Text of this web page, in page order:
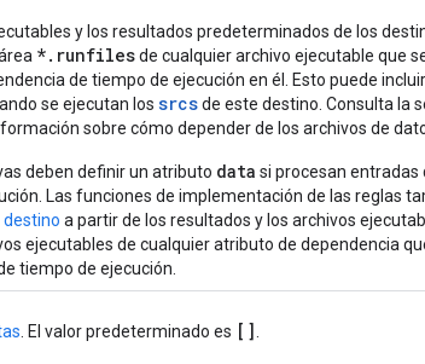
y los resultados predeterminados de los
*.runfilesde cualquier archivo ejecutable que
de tiempo de ejecución en él. Esto puede
se ejecutan los srcsde este destino. Consulta la
sobre cómo depender de los archivos de
deben definir un atributo data si procesan entradas
Las funciones de implementación de las reglas
destino a partir de los resultados y los archivos
ejecutables de cualquier atributo de dependencia
tiempo de ejecución.
. El valor predeterminado es []